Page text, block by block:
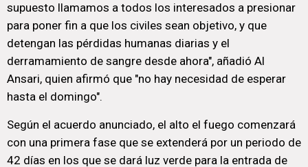
supuesto llamamos a todos los interesados a presionar
para poner fin a que los civiles sean objetivo, y que
detengan las pérdidas humanas diarias y el
derramamiento de sangre desde ahora", añadió Al
Ansari, quien afirmó que "no hay necesidad de esperar
hasta el domingo".
Según el acuerdo anunciado, el alto el fuego comenzará
con una primera fase que se extenderá por un periodo de
42 días en los que se dará luz verde para la entrada de